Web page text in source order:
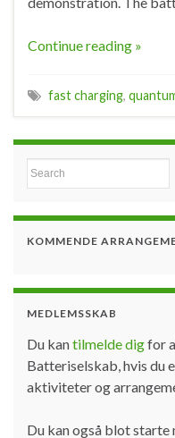
Continue reading »
fast charging,
Search for:
KOMMENDE
MEDLEMSSKAB
Du kantilmelde digfor
Batteriselskab, hvis du
aktiviteter og
Du kan også blot